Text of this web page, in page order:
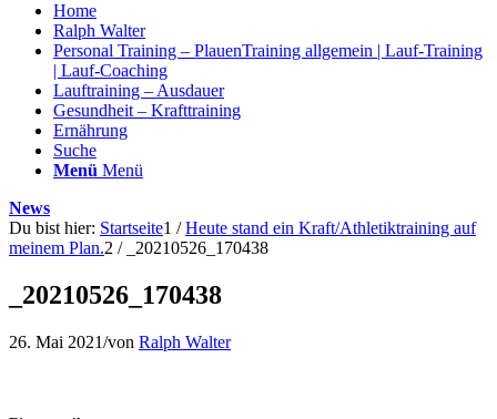
Home
Ralph Walter
Personal Training – PlauenTraining allgemein | Lauf-Training
| Lauf-Coaching
Lauftraining – Ausdauer
Gesundheit – Krafttraining
Ernährung
Suche
Menü Menü
News
Du bist hier: Startseite1 / Heute stand ein Kraft/Athletiktraining auf
meinem Plan.2 / _20210526_170438
_20210526_170438
26. Mai 2021/von Ralph Walter